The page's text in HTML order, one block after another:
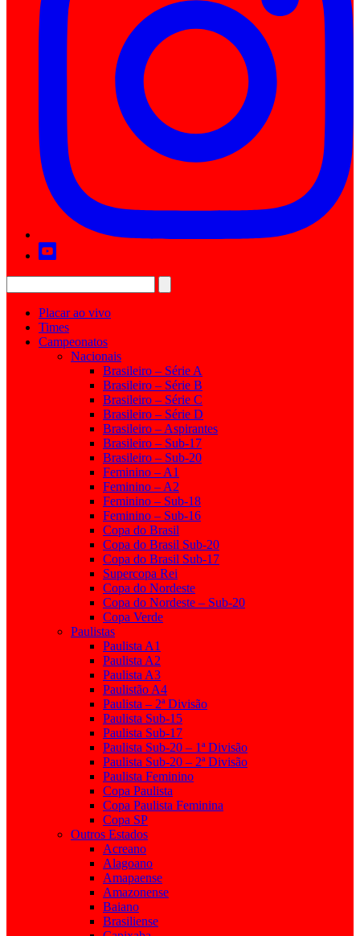
Placar ao vivo
Times
Campeonatos
Nacionais
Brasileiro – Série A
Brasileiro – Série B
Brasileiro – Série C
Brasileiro – Série D
Brasileiro – Aspirantes
Brasileiro – Sub-17
Brasileiro – Sub-20
Feminino – A1
Feminino – A2
Feminino – Sub-18
Feminino – Sub-16
Copa do Brasil
Copa do Brasil Sub-20
Copa do Brasil Sub-17
Supercopa Rei
Copa do Nordeste
Copa do Nordeste – Sub-20
Copa Verde
Paulistas
Paulista A1
Paulista A2
Paulista A3
Paulistão A4
Paulista – 2ª Divisão
Paulista Sub-15
Paulista Sub-17
Paulista Sub-20 – 1ª Divisão
Paulista Sub-20 – 2ª Divisão
Paulista Feminino
Copa Paulista
Copa Paulista Feminina
Copa SP
Outros Estados
Acreano
Alagoano
Amapaense
Amazonense
Baiano
Brasiliense